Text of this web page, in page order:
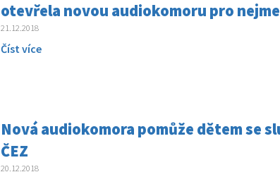
otevřela novou audiokomoru pro
21.12.2018
Číst více
Nová audiokomora pomůže dětem se
ČEZ
20.12.2018